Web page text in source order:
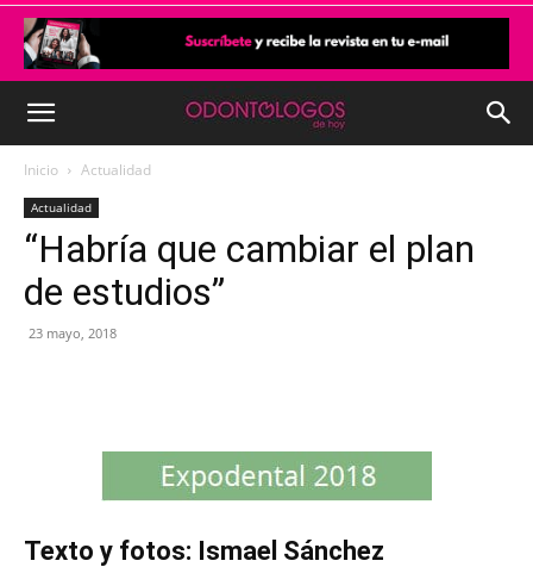
Inicio Actualidad
Actualidad
“Habría que cambiar el plan
de estudios”
23 mayo, 2018
Texto y fotos: Ismael Sánchez